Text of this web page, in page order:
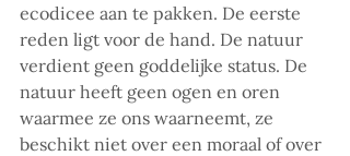
ecodicee aan te pakken. De eerste
reden ligt voor de hand. De natuur
verdient geen goddelijke status. De
natuur heeft geen ogen en oren
waarmee ze ons waarneemt, ze
beschikt niet over een moraal of over